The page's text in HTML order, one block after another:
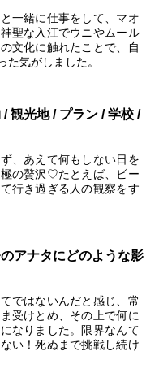
一緒に仕事をして、マオ
聖な入江でウニやムール
文化に触れたことで、自
た気がしました。
観光地 / プラン / 学校 /
、あえて何もしない日を
の贅沢♡たとえば、ビー
行き過ぎる人の観察をす
アナタにどのような影
ではないんだと感じ、常
受けとめ、その上で何に
なりました。限界なんて
い！死ぬまで挑戦し続け